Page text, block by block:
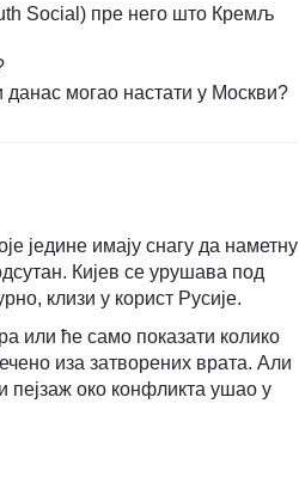
Social) пре него што Кремљ
данас могао настати у Москви?
једине имају снагу да наметну
Кијев се урушава под
клизи у корист Русије.
или ће само показати колико
иза затворених врата. Али
пејзаж око конфликта ушао у